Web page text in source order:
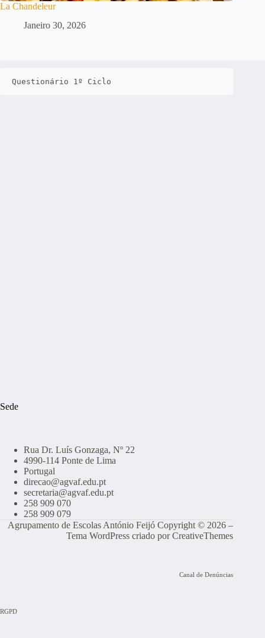
La Chandeleur
Janeiro 30, 2026
Questionário 1º Ciclo
Sede
Rua Dr. Luís Gonzaga, Nº 22
4990-114 Ponte de Lima
Portugal
direcao@agvaf.edu.pt
secretaria@agvaf.edu.pt
258 909 070
258 909 079
Agrupamento de Escolas António Feijó Copyright © 2026 –
Tema WordPress criado porCreativeThemes
Canal de Denúncias
RGPD